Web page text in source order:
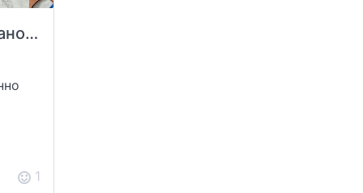
Гусь №23 — Джордано Гусуно
1